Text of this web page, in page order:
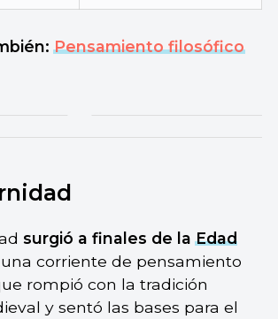
Pensamiento filosófico
surgió a finales de laEdad
corriente de pensamiento
rompió con la tradición
y sentó las bases para el